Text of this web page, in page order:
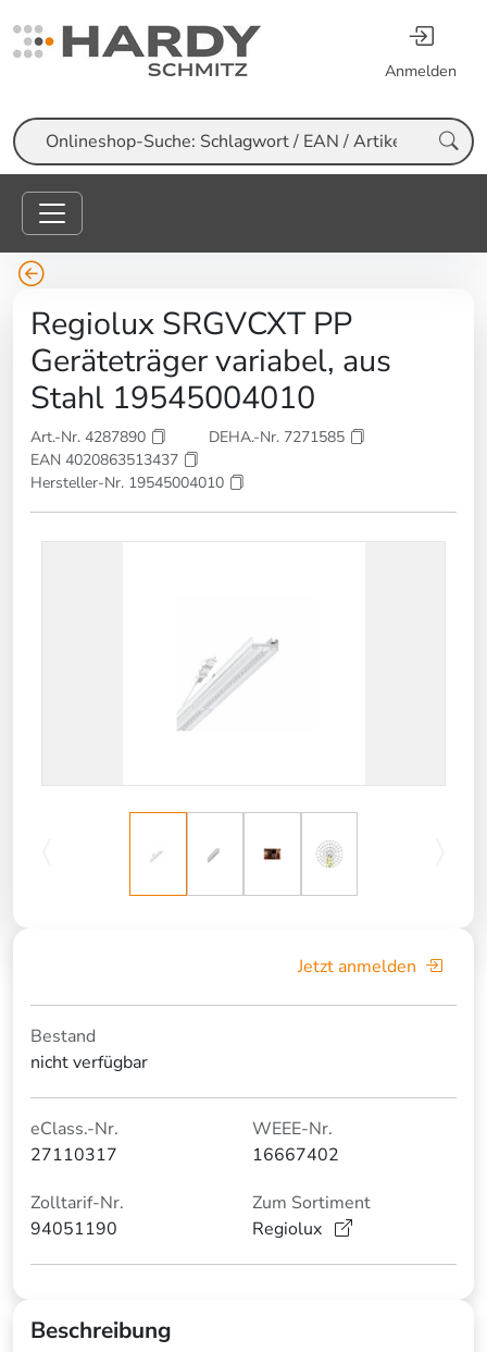
Anmelden
Suche
Regiolux SRGVCXT PP
Geräteträger variabel, aus
Stahl 19545004010
Art.-Nr. 4287890
DEHA.-Nr. 7271585
EAN 4020863513437
Hersteller-Nr. 19545004010
Jetzt anmelden
Bestand
nicht verfügbar
eClass.-Nr.
27110317
WEEE-Nr.
16667402
Zolltarif-Nr.
94051190
Zum Sortiment
Regiolux
Beschreibung